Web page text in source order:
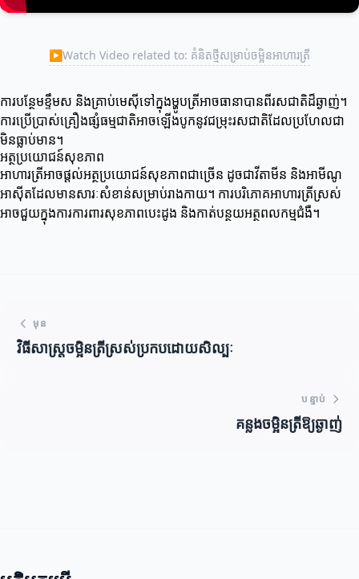
▶Watch Video related to: គំនិតថ្មីសម្រាប់ចម្អិនអាហារត្រី
ការបន្ថែមខ្ទឹមស និងគ្រាប់មេស៊ីទៅក្នុងម្ហូបត្រីអាចធានាបានពីរសជាតិដ៏ឆ្ងាញ់។
ការប្រើប្រាស់គ្រឿងផ្សំធម្មជាតិអាចឡើងបូកនូវជម្រុះរសជាតិដែលប្រហែលជា
មិនធ្លាប់មាន។
អត្ថប្រយោជន៍សុខភាព
អាហារត្រីអាចផ្តល់អត្ថប្រយោជន៍សុខភាពជាច្រើន ដូចជាវីតាមីន និងអាមីណូ
អាស៊ីតដែលមានសារៈសំខាន់សម្រាប់រាងកាយ។ ការបរិភោគអាហារត្រីស្រស់
អាចជួយក្នុងការការពារសុខភាពបេះដូង និងកាត់បន្ថយអត្ថពលកម្មជំងឺ។
មុន
វិធីសាស្ត្រចម្អិនត្រីស្រស់ប្រកបដោយសិល្បៈ
បន្ទាប់
គន្លងចម្អិនត្រីឱ្យឆ្ងាញ់